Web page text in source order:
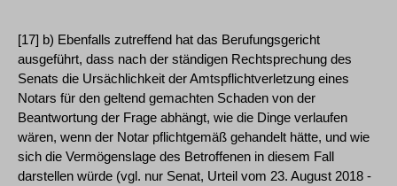
[17] b) Ebenfalls zutreffend hat das Berufungsgericht
ausgeführt, dass nach der ständigen Rechtsprechung des
Senats die Ursächlichkeit der Amtspflichtverletzung eines
Notars für den geltend gemachten Schaden von der
Beantwortung der Frage abhängt, wie die Dinge verlaufen
wären, wenn der Notar pflichtgemäß gehandelt hätte, und wie
sich die Vermögenslage des Betroffenen in diesem Fall
darstellen würde (vgl. nur Senat, Urteil vom 23. August 2018 -